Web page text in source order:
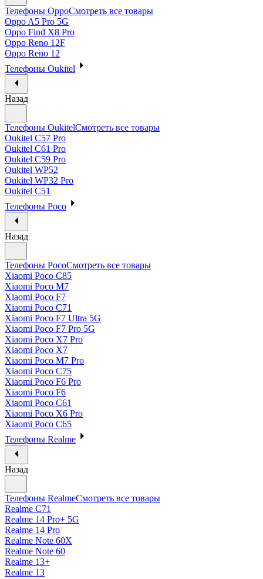
Телефоны OppoСмотреть все товары
Oppo A5 Pro 5G
Oppo Find X8 Pro
Oppo Reno 12F
Oppo Reno 12
Телефоны Oukitel
Назад
Телефоны OukitelСмотреть все товары
Oukitel C57 Pro
Oukitel C61 Pro
Oukitel C59 Pro
Oukitel WP52
Oukitel WP32 Pro
Oukitel C51
Телефоны Poco
Назад
Телефоны PocoСмотреть все товары
Xiaomi Poco C85
Xiaomi Poco M7
Xiaomi Poco F7
Xiaomi Poco C71
Xiaomi Poco F7 Ultra 5G
Xiaomi Poco F7 Pro 5G
Xiaomi Poco X7 Pro
Xiaomi Poco X7
Xiaomi Poco M7 Pro
Xiaomi Poco C75
Xiaomi Poco F6 Pro
Xiaomi Poco F6
Xiaomi Poco C61
Xiaomi Poco X6 Pro
Xiaomi Poco C65
Телефоны Realme
Назад
Телефоны RealmeСмотреть все товары
Realme C71
Realme 14 Pro+ 5G
Realme 14 Pro
Realme Note 60X
Realme Note 60
Realme 13+
Realme 13